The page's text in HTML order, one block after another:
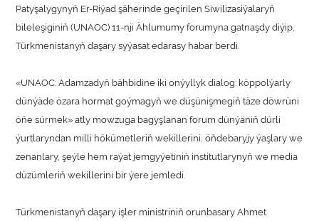
Patyşalygynyň Er-Riýad şäherinde geçirilen Siwilizasiýalaryň
bileleşiginiň (UNAOC) 11-nji Ählumumy forumyna gatnaşdy diýip,
Türkmenistanyň daşary syýasat edarasy habar berdi.
«UNAOC: Adamzadyň bähbidine iki onýyllyk dialog: köppolýarly
dünýäde özara hormat goýmagyň we düşünişmegiň täze döwrüni
öňe sürmek» atly mowzuga bagyşlanan forum dünýäniň dürli
ýurtlaryndan milli hökümetleriň wekillerini, öňdebaryjy ýaşlary we
zenanlary, şeýle hem raýat jemgyýetiniň institutlarynyň we media
düzümleriň wekillerini bir ýere jemledi.
Türkmenistanyň daşary işler ministriniň orunbasary Ahmet